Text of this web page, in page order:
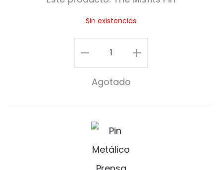
s
i
t
s
Sin existencias
The
Misfits
cantidad
Agotado
P
r
e